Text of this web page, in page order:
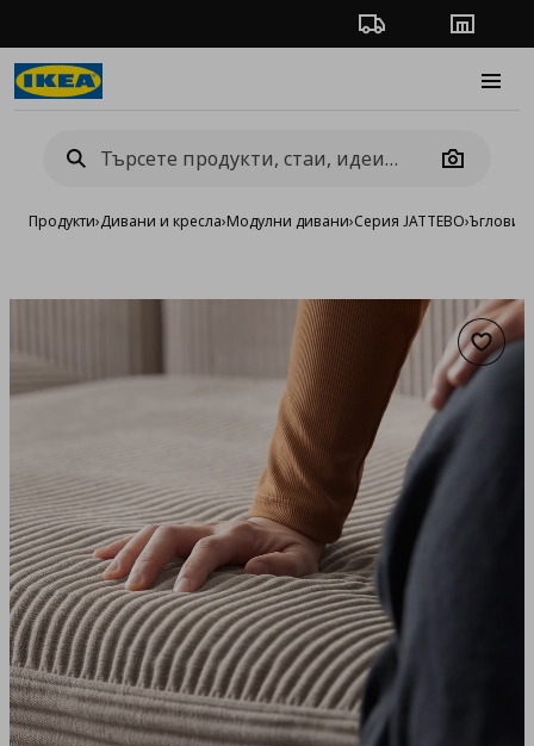
Проследяване на
Camera
Продукти›Дивани и кресла›Модулни дивани›Серия JATTEBO›Ъглови